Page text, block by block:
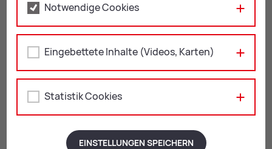
KulturQuartier Leoben
Leopoldine-Pohl-Platz 1
8700 Leoben
Notwendige Cookies
Eingebettete Inhalte (Videos, Karten)
Statistik Cookies
EINSTELLUNGEN SPEICHERN